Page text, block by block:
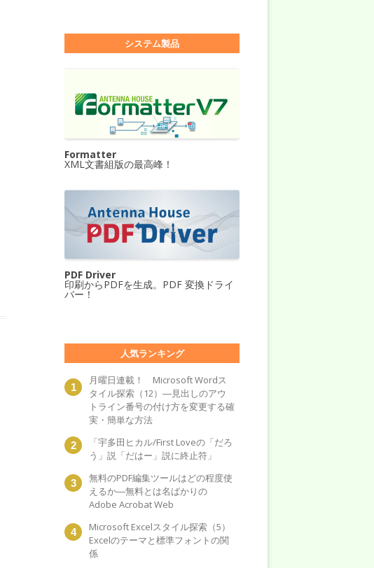
システム製品
Formatter
XML文書組版の最高峰！
PDF Driver
印刷からPDFを生成。PDF 変換ドライ
バー！
人気ランキング
月曜日連載！ Microsoft Wordス
タイル探索（12）―見出しのアウ
トライン番号の付け方を変更する確
実・簡単な方法
「宇多田ヒカル/First Loveの「だろ
う」説「だはー」説に終止符」
無料のPDF編集ツールはどの程度使
えるか―無料とは名ばかりの
Adobe Acrobat Web
Microsoft Excelスタイル探索（5）
Excelのテーマと標準フォントの関
係